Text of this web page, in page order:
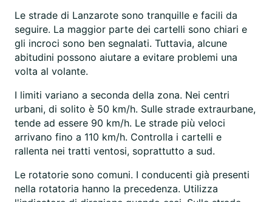
Le strade di Lanzarote sono tranquille e facili da
seguire. La maggior parte dei cartelli sono chiari e
gli incroci sono ben segnalati. Tuttavia, alcune
abitudini possono aiutare a evitare problemi una
volta al volante.
I limiti variano a seconda della zona. Nei centri
urbani, di solito è 50 km/h. Sulle strade extraurbane,
tende ad essere 90 km/h. Le strade più veloci
arrivano fino a 110 km/h. Controlla i cartelli e
rallenta nei tratti ventosi, soprattutto a sud.
Le rotatorie sono comuni. I conducenti già presenti
nella rotatoria hanno la precedenza. Utilizza